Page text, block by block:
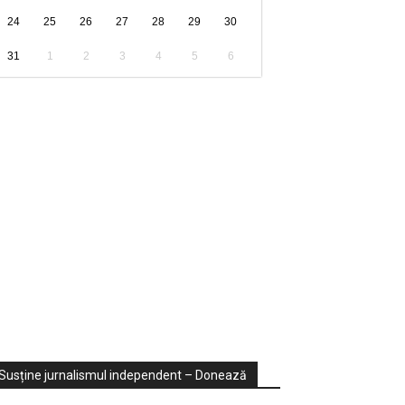
24 25 26 27 28 29 30
31 1 2 3 4 5 6
jurnalismul independent – Donează